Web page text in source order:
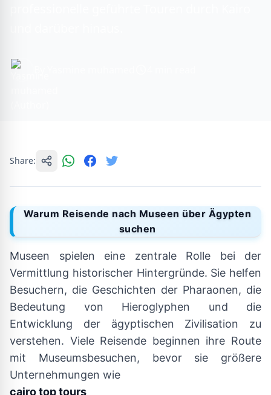
Share:
Warum Reisende nach Museen über Ägypten
suchen
Museen spielen eine zentrale Rolle bei der
Vermittlung historischer Hintergründe. Sie helfen
Besuchern, die Geschichten der Pharaonen, die
Bedeutung von Hieroglyphen und die
Entwicklung der ägyptischen Zivilisation zu
verstehen. Viele Reisende beginnen ihre Route
mit Museumsbesuchen, bevor sie größere
Unternehmungen wie
cairo top tours